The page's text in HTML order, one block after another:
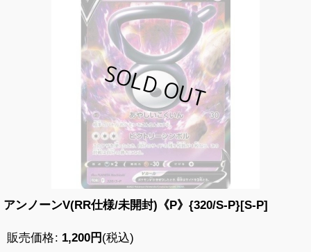
アンノーンV(RR仕様/未開封)《P》{320/S-P}[S-P]
販売価格: 1,200円 (税込)